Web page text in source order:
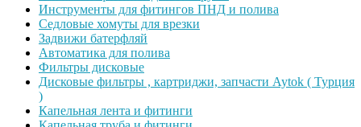
Инструменты для фитингов ПНД и полива
Седловые хомуты для врезки
Задвижи батерфляй
Автоматика для полива
Фильтры дисковые
Дисковые фильтры , картриджи, запчасти Aytok ( Турция
)
Капельная лента и фитинги